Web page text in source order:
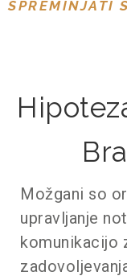
SPREMINJATI
Možgani so
upravljanje
komunikacijo